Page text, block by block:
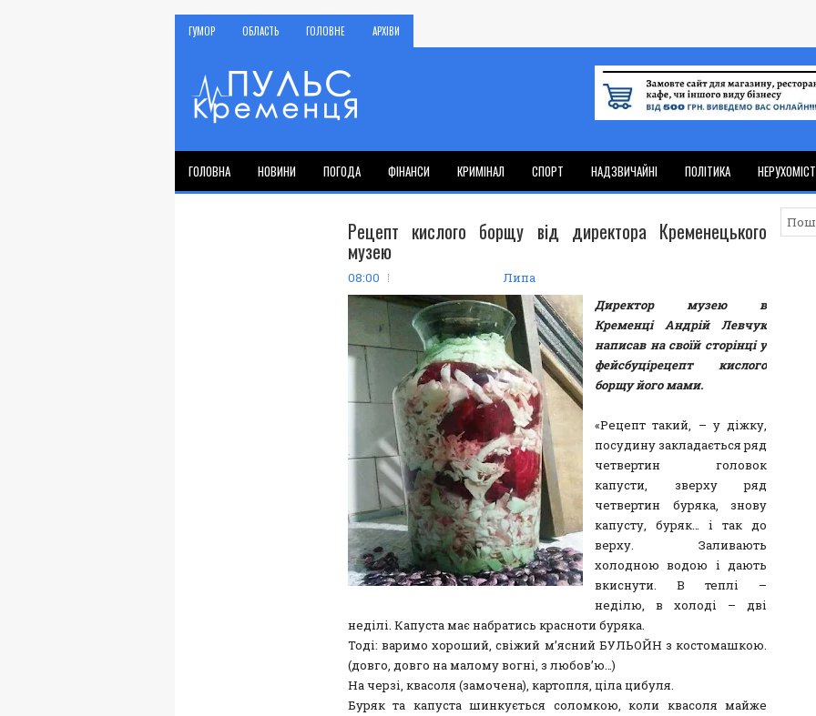
ГУМОР ОБЛАСТЬ ГОЛОВНЕ АРХІВИ
ГОЛОВНА НОВИНИ ПОГОДА ФІНАНСИ КРИМІНАЛ СПОРТ НАДЗВИЧАЙНІ ПОЛІТИКА
Рецепт кислого борщу від директора Кременецького
музею
08:00
Липа
Директор музею в
Кременці Андрій Левчук
написав на своїй сторінці у
фейсбуцірецепт кислого
борщу його мами.
«Рецепт такий, – у діжку,
посудину закладається ряд
четвертин головок
капусти, зверху ряд
четвертин буряка, знову
капусту, буряк… і так до
верху. Заливають
холодною водою і дають
вкиснути. В теплі –
неділю, в холоді – дві
неділі. Капуста має набратись красноти буряка.
Тоді: варимо хороший, свіжий м’ясний БУЛЬОЙН з костомашкою.
(довго, довго на малому вогні, з любов’ю…)
На черзі, квасоля (замочена), картопля, ціла цибуля.
Буряк та капуста шинкується соломкою, коли квасоля майже